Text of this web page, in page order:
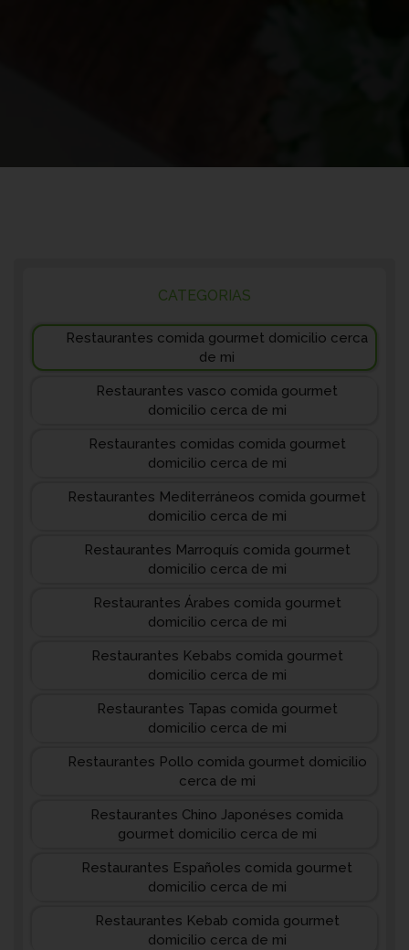
CATEGORIAS
Restaurantes comida gourmet domicilio cerca
de mi
Restaurantes vasco comida gourmet
domicilio cerca de mi
Restaurantes comidas comida gourmet
domicilio cerca de mi
Restaurantes Mediterráneos comida gourmet
domicilio cerca de mi
Restaurantes Marroquís comida gourmet
domicilio cerca de mi
Restaurantes Árabes comida gourmet
domicilio cerca de mi
Restaurantes Kebabs comida gourmet
domicilio cerca de mi
Restaurantes Tapas comida gourmet
domicilio cerca de mi
Restaurantes Pollo comida gourmet domicilio
cerca de mi
Restaurantes Chino Japonéses comida
gourmet domicilio cerca de mi
Restaurantes Españoles comida gourmet
domicilio cerca de mi
Restaurantes Kebab comida gourmet
domicilio cerca de mi